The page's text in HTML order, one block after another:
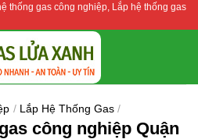
thống gas công nghiệp, Lắp hệ thống gas
/ Lắp Hệ Thống Gas /
công nghiệp Quận